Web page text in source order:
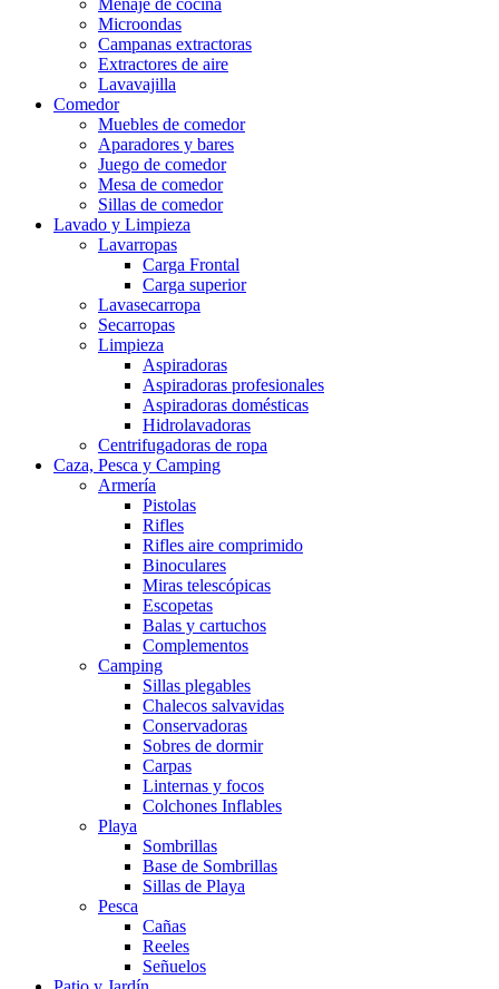
Menaje de cocina
Microondas
Campanas extractoras
Extractores de aire
Lavavajilla
Comedor
Muebles de comedor
Aparadores y bares
Juego de comedor
Mesa de comedor
Sillas de comedor
Lavado y Limpieza
Lavarropas
Carga Frontal
Carga superior
Lavasecarropa
Secarropas
Limpieza
Aspiradoras
Aspiradoras profesionales
Aspiradoras domésticas
Hidrolavadoras
Centrifugadoras de ropa
Caza, Pesca y Camping
Armería
Pistolas
Rifles
Rifles aire comprimido
Binoculares
Miras telescópicas
Escopetas
Balas y cartuchos
Complementos
Camping
Sillas plegables
Chalecos salvavidas
Conservadoras
Sobres de dormir
Carpas
Linternas y focos
Colchones Inflables
Playa
Sombrillas
Base de Sombrillas
Sillas de Playa
Pesca
Cañas
Reeles
Señuelos